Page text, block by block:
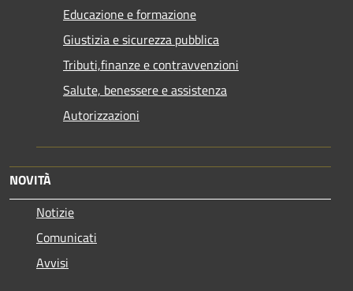
Educazione e formazione
Giustizia e sicurezza pubblica
Tributi,finanze e contravvenzioni
Salute, benessere e assistenza
Autorizzazioni
NOVITÀ
Notizie
Comunicati
Avvisi